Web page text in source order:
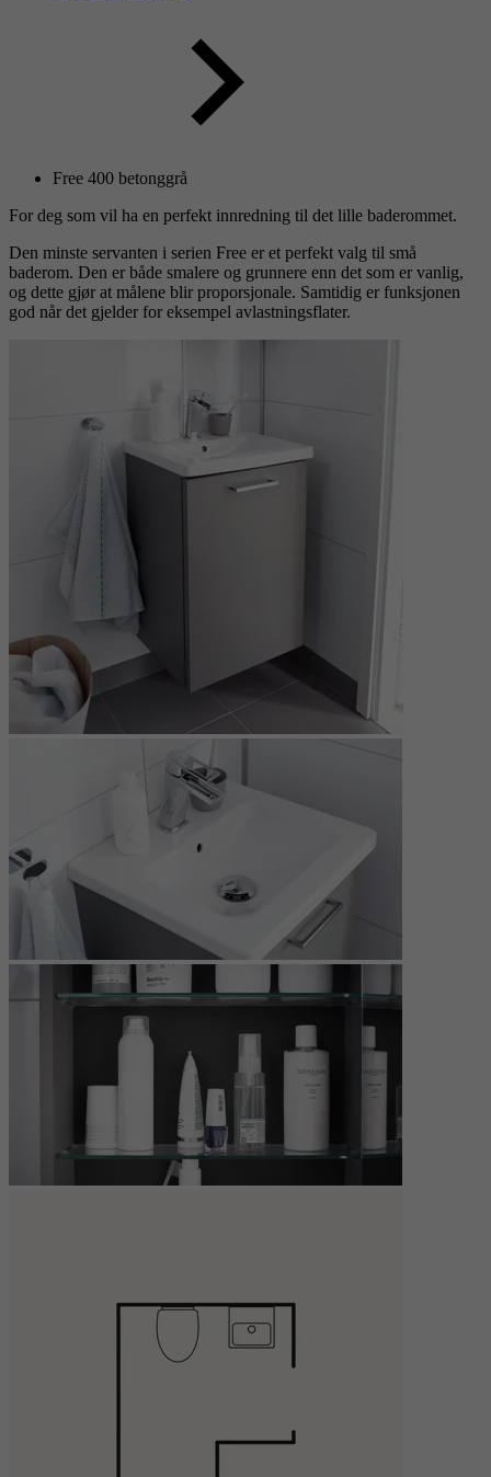
Free 400 betonggrå
For deg som vil ha en perfekt innredning til det lille baderommet.
Den minste servanten i serien Free er et perfekt valg til små
baderom. Den er både smalere og grunnere enn det som er vanlig,
og dette gjør at målene blir proporsjonale. Samtidig er funksjonen
god når det gjelder for eksempel avlastningsflater.